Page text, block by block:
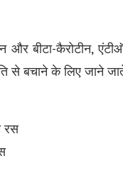
और बीटा-कैरोटीन,
से बचाने के लिए जाने
रस